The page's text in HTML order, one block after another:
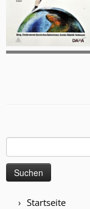
Suchen
nach:
Startseite